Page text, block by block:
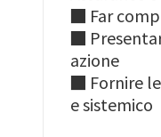
■ Far
■
azione
■ Fornire
e sistemico